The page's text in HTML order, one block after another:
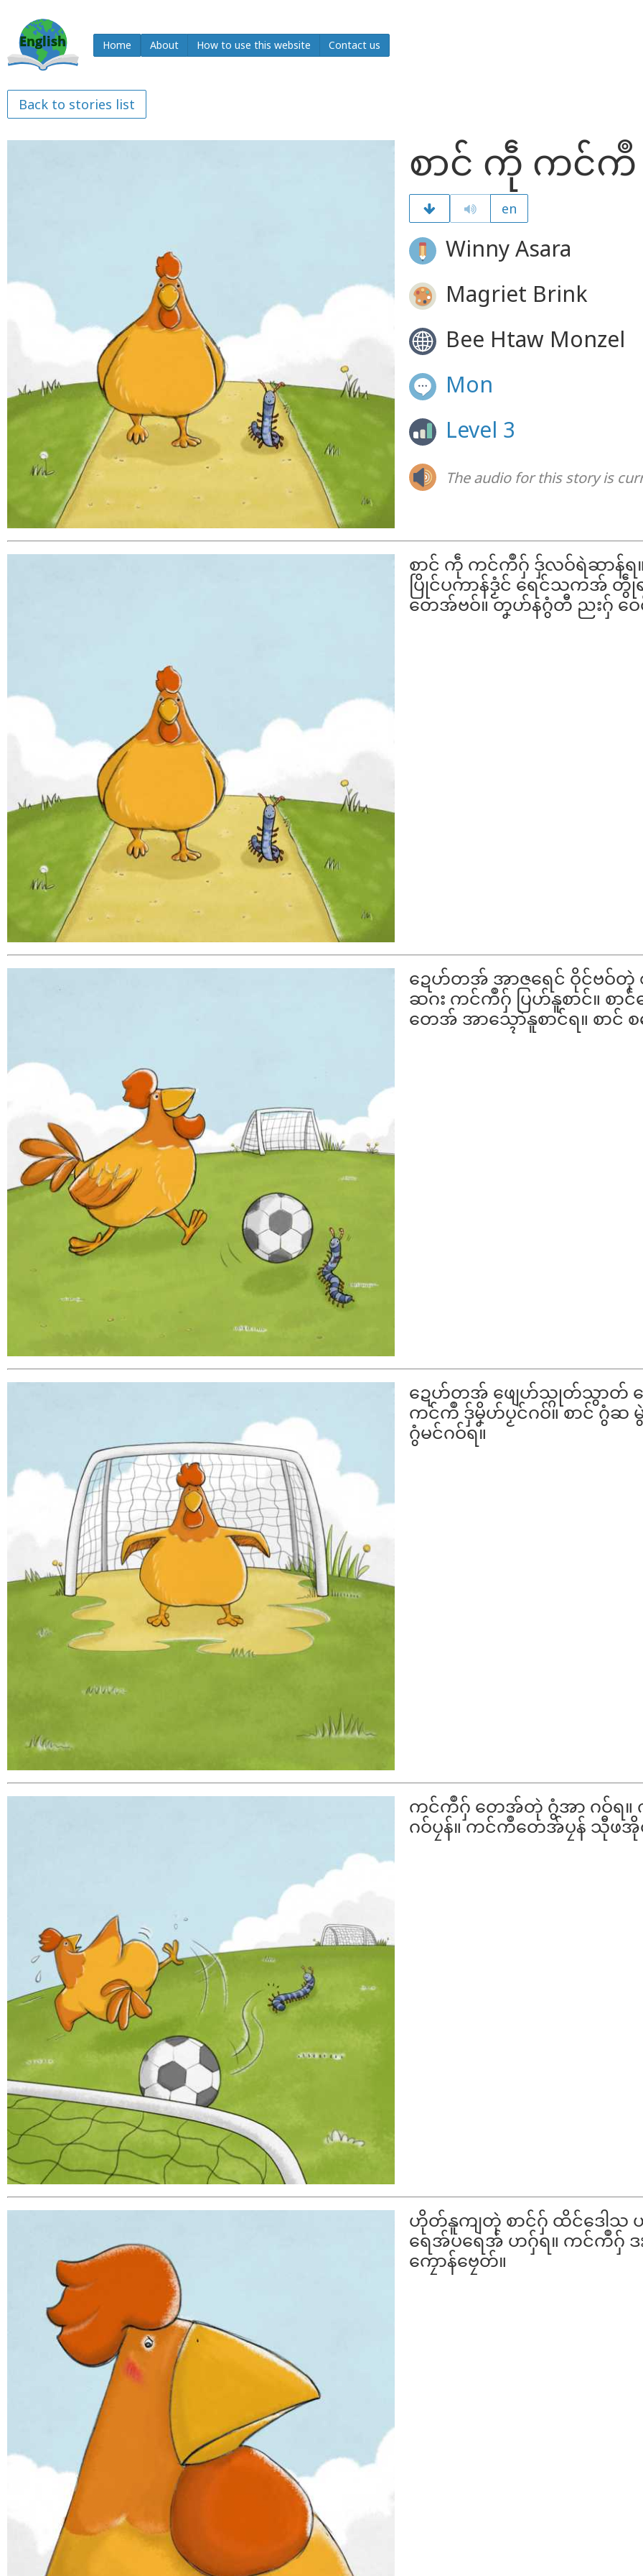
Home About How to use this website Contact us
Back to stories list
စာင် ကဵု ကင်ကဳ
en
Winny Asara
Magriet Brink
Bee Htaw Monzel
Mon
Level 3
The audio for this story is
စာင် ကဵု ကင်ကဳဂှ် ဒှ်လဝ်ရဲဆာန်ရ
ပြိုင်ပကာန်ဒၟံင် ရေင်သကအ် တွဵုရ
တေအ်ဗဝ်။ တၞဟ်နဂွံတီ ညးဂှ် ဝေ
ဍေဟ်တအ် အာဇရေင် ဝိုင်ဗဝ်တုဲ စ
ဆဂး ကင်ကဳဂှ် ပြဟ်နူစာင်။ စာ
တေအ် အာသ္ၚောဲနူစာင်ရ။ စာင်
ဍေဟ်တအ် ဖျေဟ်သ္ဂုတ်သွာတ်
ကင်ကဳ ဒှ်မၞိဟ်ပၟင်ဂဝ်။ စာင် ဂွံဆ
ဂွံမင်ဂဝ်ရ။
ကင်ကဳဂှ် တေအ်တုဲ ဂွံအာ ဂဝ်ရ
ဂဝ်ပၠန်။ ကင်ကဳတေအ်ပၠန် သီုဖ
ဟိုတ်နူကျတုဲ စာင်ဂှ် ထိင်ဒေါသ
ရေအ်ပရေအ် ဟဂှ်ရ။ ကင်ကဳဂှ်
ကၠောန်ဗၠေတ်။